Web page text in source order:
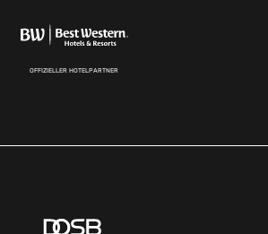
OFFIZIELLER HOTELPARTNER